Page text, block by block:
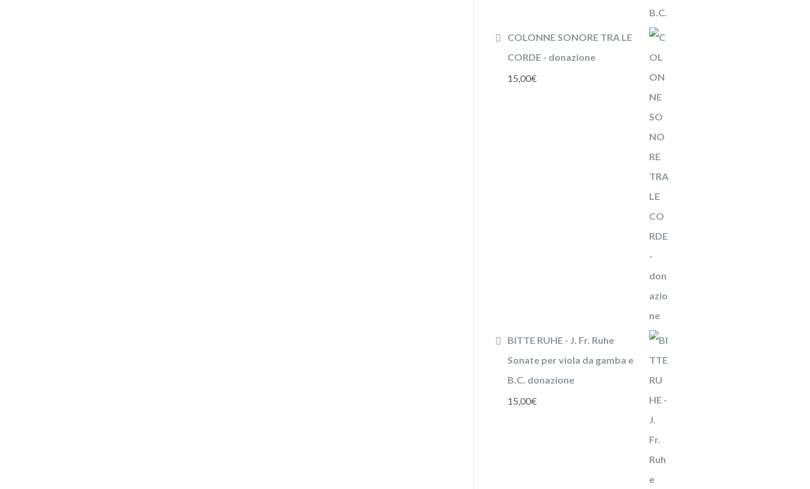
COLONNE SONORE TRA LE
CORDE - donazione
15,00€
BITTE RUHE - J. Fr. Ruhe
Sonate per viola da gamba e
B.C. donazione
15,00€